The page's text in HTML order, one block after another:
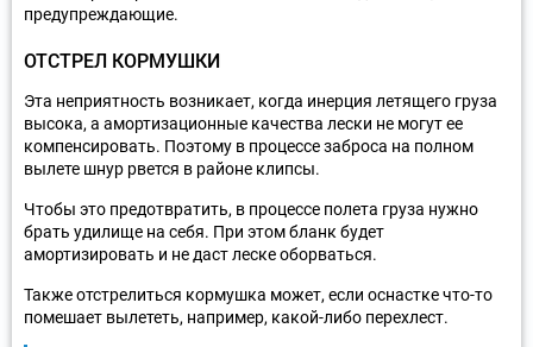
предупреждающие.
ОТСТРЕЛ КОРМУШКИ
Эта неприятность возникает, когда инерция летящего груза
высока, а амортизационные качества лески не могут ее
компенсировать. Поэтому в процессе заброса на полном
вылете шнур рвется в районе клипсы.
Чтобы это предотвратить, в процессе полета груза нужно
брать удилище на себя. При этом бланк будет
амортизировать и не даст леске оборваться.
Также отстрелиться кормушка может, если оснастке что-то
помешает вылететь, например, какой-либо перехлест.